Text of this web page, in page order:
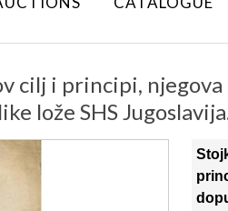
cilj i principi, njegova
lože SHS